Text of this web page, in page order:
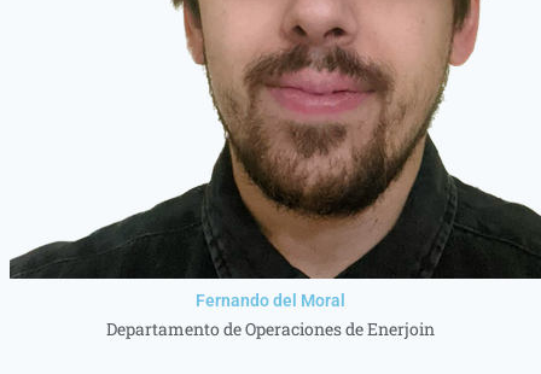
Fernando del Moral
Departamento de Operaciones de Enerjoin